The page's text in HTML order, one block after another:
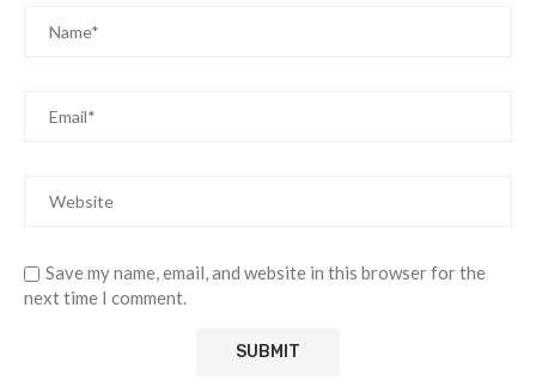
Save my name, email, and website in this browser for the
next time I comment.